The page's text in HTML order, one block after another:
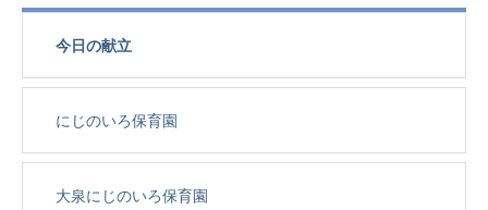
今日の献立
にじのいろ保育園
大泉にじのいろ保育園